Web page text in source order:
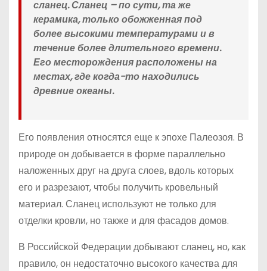
сланец. Сланец – по сути, та же
керамика, только обожженная под
более высокими температурами и в
течение более длительного времени.
Его месторождения расположены на
местах, где когда-то находились
древние океаны.
Его появления относятся еще к эпохе Палеозоя. В
природе он добывается в форме параллельно
наложенных друг на друга слоев, вдоль которых
его и разрезают, чтобы получить кровельный
материал. Сланец используют не только для
отделки кровли, но также и для фасадов домов.
В Российской Федерации добывают сланец, но, как
правило, он недостаточно высокого качества для